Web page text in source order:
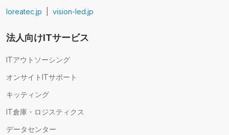
loreatec.jp
vision-led.jp
法人向けITサービス
ITアウトソーシング
オンサイトITサポート
キッティング
IT倉庫・ロジスティクス
データセンター